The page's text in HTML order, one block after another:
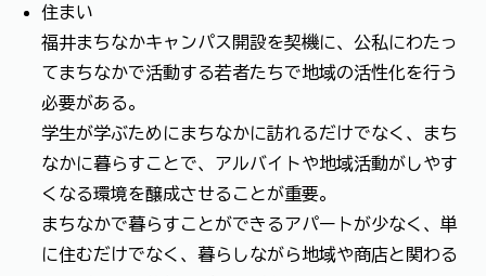
住まい
福井まちなかキャンパス開設を契機に、公私にわたっ
てまちなかで活動する若者たちで地域の活性化を行う
必要がある。
学生が学ぶためにまちなかに訪れるだけでなく、まち
なかに暮らすことで、アルバイトや地域活動がしやす
くなる環境を醸成させることが重要。
まちなかで暮らすことができるアパートが少なく、単
に住むだけでなく、暮らしながら地域や商店と関わる